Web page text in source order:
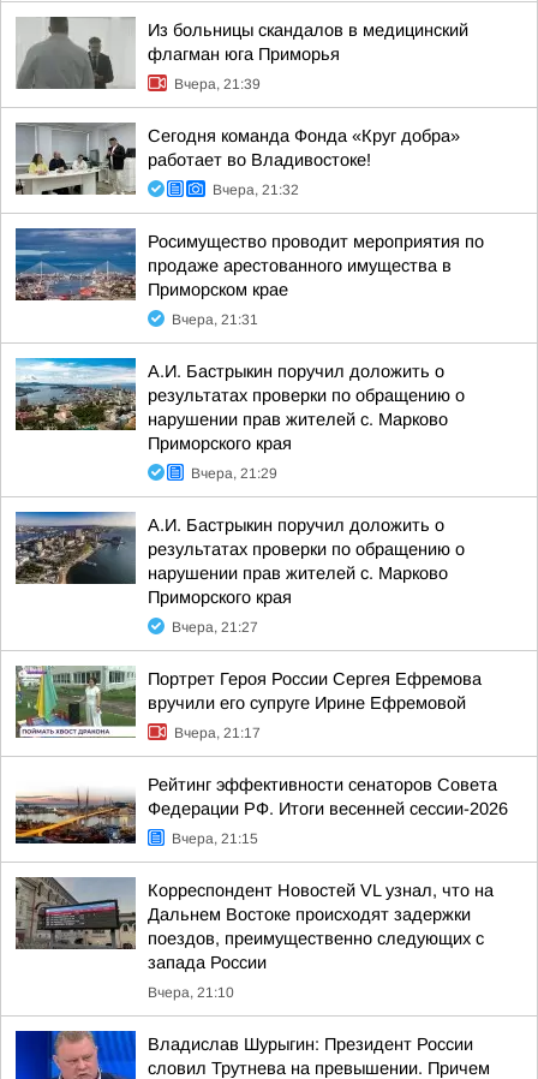
Из больницы скандалов в медицинский
флагман юга Приморья
Вчера, 21:39
Сегодня команда Фонда «Круг добра»
работает во Владивостоке!
Вчера, 21:32
Росимущество проводит мероприятия по
продаже арестованного имущества в
Приморском крае
Вчера, 21:31
А.И. Бастрыкин поручил доложить о
результатах проверки по обращению о
нарушении прав жителей с. Марково
Приморского края
Вчера, 21:29
А.И. Бастрыкин поручил доложить о
результатах проверки по обращению о
нарушении прав жителей с. Марково
Приморского края
Вчера, 21:27
Портрет Героя России Сергея Ефремова
вручили его супруге Ирине Ефремовой
Вчера, 21:17
Рейтинг эффективности сенаторов Совета
Федерации РФ. Итоги весенней сессии-2026
Вчера, 21:15
Корреспондент Новостей VL узнал, что на
Дальнем Востоке происходят задержки
поездов, преимущественно следующих с
запада России
Вчера, 21:10
Владислав Шурыгин: Президент России
словил Трутнева на превышении. Причем